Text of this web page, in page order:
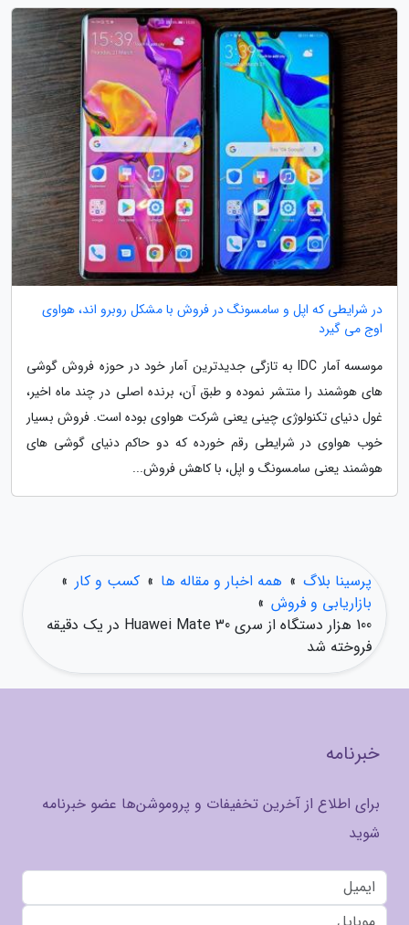
در شرایطی که اپل و سامسونگ در فروش با مشکل روبرو اند، هواوی
اوج می گیرد
موسسه آمار IDC به تازگی جدیدترین آمار خود در حوزه فروش گوشی
های هوشمند را منتشر نموده و طبق آن، برنده اصلی در چند ماه اخیر،
غول دنیای تکنولوژی چینی یعنی شرکت هواوی بوده است. فروش بسیار
خوب هواوی در شرایطی رقم خورده که دو حاکم دنیای گوشی های
هوشمند یعنی سامسونگ و اپل، با کاهش فروش...
پرسینا بلاگ » همه اخبار و مقاله ها » کسب و کار »
بازاریابی و فروش »
100 هزار دستگاه از سری Huawei Mate 30 در یک دقیقه
فروخته شد
خبرنامه
برای اطلاع از آخرین تخفیفات و پروموشن‌ها عضو خبرنامه
شوید